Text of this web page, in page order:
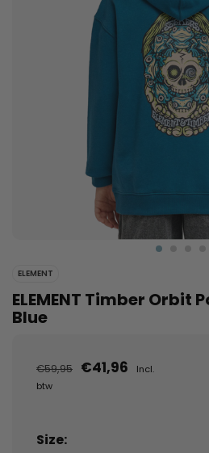
ELEMENT
ELEMENT Timber Orbit
Blue
€59,95 €41,96
Incl.
btw
Size: